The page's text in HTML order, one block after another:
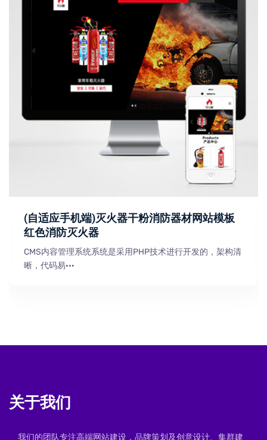
(自适应手机端)灭火器干粉消防器材网站模板
红色消防灭火器
CMS内容管理系统系统是采用PHP技术进行开发的，架构清
晰，代码易···
关于我们
我们的团队专注高端网站建设，品牌策划及创意设计、集群建